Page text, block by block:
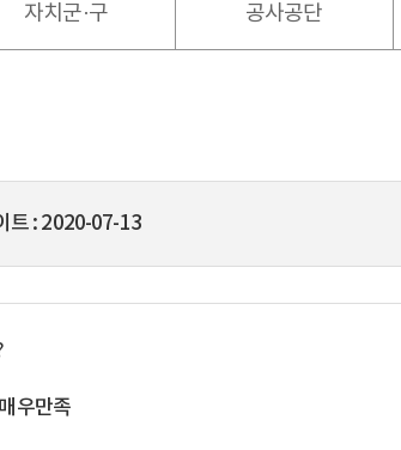
자치군·구 공사공단
트 2020-07-13
매우만족